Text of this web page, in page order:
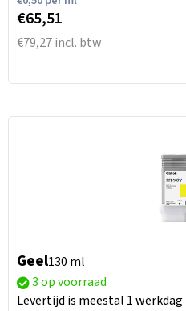
€65,51
€79,27 incl. btw
Geel130 ml
3 op voorraad
Levertijd is meestal 1 werkdag